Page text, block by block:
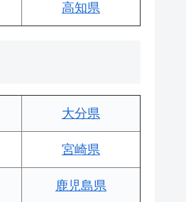
高知県
大分県
宮崎県
鹿児島県